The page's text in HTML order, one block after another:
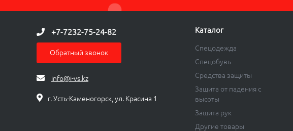
+7-7232-75-24-82
Обратный звонок
info@i-vs.kz
г. Усть-Каменогорск, ул. Красина 1
Каталог
Спецодежда
Спецобувь
Средства защиты
Защита от падения с
высоты
Защита рук
Другие товары